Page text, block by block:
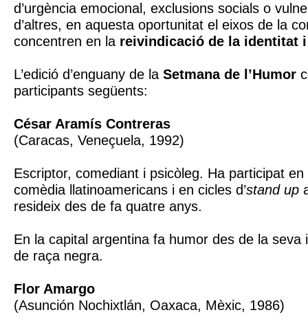
d’urgència emocional, exclusions socials o
d’altres, en aquesta oportunitat el eixos de la
concentren en la reivindicació de la identitat
L’edició d’enguany de la Setmana de l’Humor
participants següents:
César Aramís Contreras
(Caracas, Veneçuela, 1992)
Escriptor, comediant i psicòleg. Ha participat
comèdia llatinoamericans i en cicles d’stand up
resideix des de fa quatre anys.
En la capital argentina fa humor des de la seva
de raça negra.
Flor Amargo
(Asunción Nochixtlán, Oaxaca, Mèxic, 1986)